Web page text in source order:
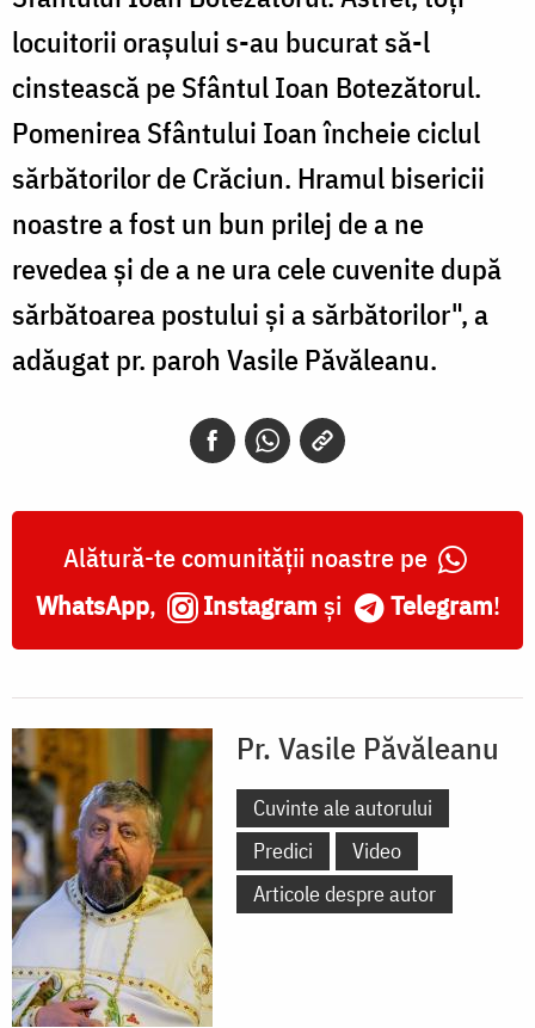
locuitorii oraşului s-au bucurat să-l
cinstească pe Sfântul Ioan Botezătorul.
Pomenirea Sfântului Ioan încheie ciclul
sărbătorilor de Crăciun. Hramul bisericii
noastre a fost un bun prilej de a ne
revedea şi de a ne ura cele cuvenite după
sărbătoarea postului şi a sărbătorilor", a
adăugat pr. paroh Vasile Păvăleanu.
Alătură-te comunității noastre pe
WhatsApp, Instagram și Telegram!
Pr. Vasile Păvăleanu
Cuvinte ale autorului
Predici
Video
Articole despre autor